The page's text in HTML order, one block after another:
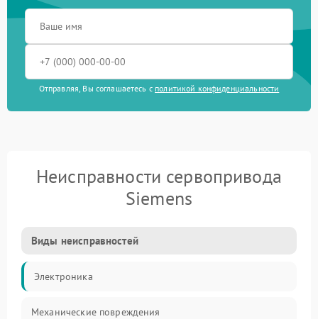
Отправляя, Вы соглашаетесь с политикой конфиденциальности
Неисправности сервопривода
Siemens
Виды неисправностей
Электроника
Механические повреждения